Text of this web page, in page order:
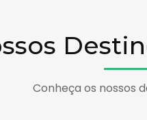
Conheça os nossos